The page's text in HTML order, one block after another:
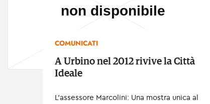
COMUNICATI
A Urbino nel 2012 rivive la Città
Ideale
L’assessore Marcolini: Una mostra unica al